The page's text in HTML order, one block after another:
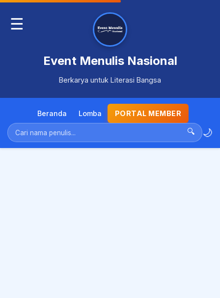
☰
Event Menulis Nasional
Berkarya untuk Literasi Bangsa
Beranda Lomba PORTAL MEMBER
🔍 🌙